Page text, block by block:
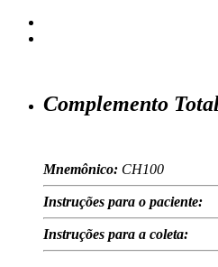
Complemento
Mnemônico: CH100
Instruções para o paciente:
Instruções para a coleta: